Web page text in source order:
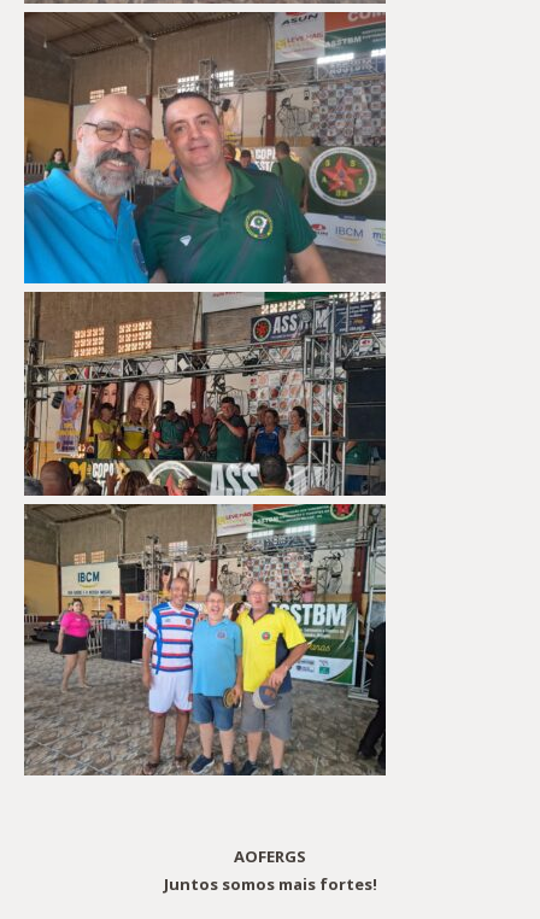
AOFERGS
Juntos somos mais fortes!